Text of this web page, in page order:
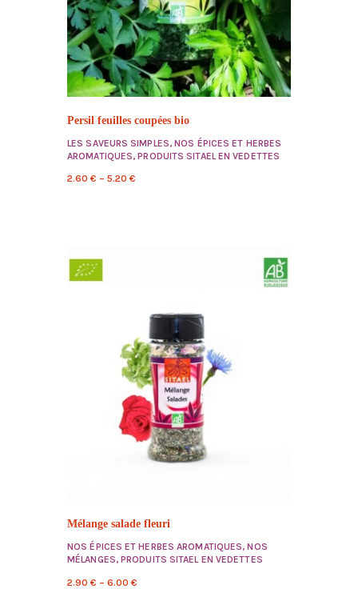
Persil feuilles coupées bio
LES SAVEURS SIMPLES,NOS ÉPICES ET HERBES
AROMATIQUES,PRODUITS SITAEL EN VEDETTES
2.60 € – 5.20 €
Mélange salade fleuri
NOS ÉPICES ET HERBES AROMATIQUES,NOS
MÉLANGES,PRODUITS SITAEL EN VEDETTES
2.90 € – 6.00 €